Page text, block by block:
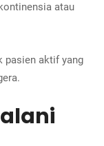
atau
pasien aktif yang